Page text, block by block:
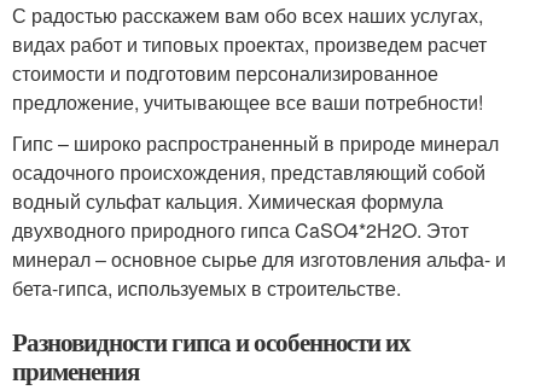
С радостью расскажем вам обо всех наших услугах,
видах работ и типовых проектах, произведем расчет
стоимости и подготовим персонализированное
предложение, учитывающее все ваши потребности!
Гипс – широко распространенный в природе минерал
осадочного происхождения, представляющий собой
водный сульфат кальция. Химическая формула
двухводного природного гипса CaSO4*2H2O. Этот
минерал – основное сырье для изготовления альфа- и
бета-гипса, используемых в строительстве.
Разновидности гипса и особенности их
применения